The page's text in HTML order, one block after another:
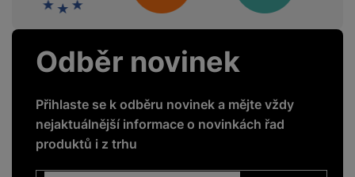
Odběr novinek
Přihlaste se k odběru novinek a mějte vždy
nejaktuálnější informace o novinkách řad
produktů i z trhu